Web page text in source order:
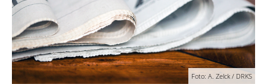
Foto: A. Zelck / DRKS